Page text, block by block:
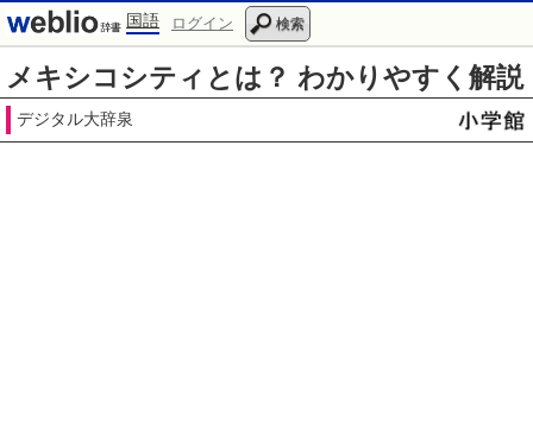
国語 ログイン 検索
メキシコシティとは？ わかりやすく解説
デジタル大辞泉